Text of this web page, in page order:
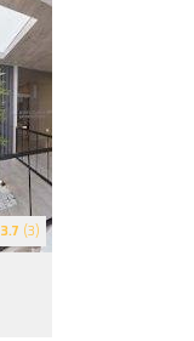
3.7 (3)